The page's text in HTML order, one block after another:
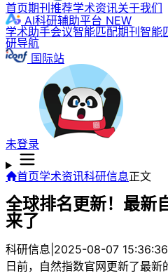
首页期刊推荐学术资讯关于我们
AI科研辅助平台 NEW
学术助手会议智能匹配期刊智能
研导航
国际站
未登录
首页学术资讯科研信息正文
全球排名更新！最新
来了
科研信息 2025-08-07 15:36:36
日前，自然指数官网更新了最